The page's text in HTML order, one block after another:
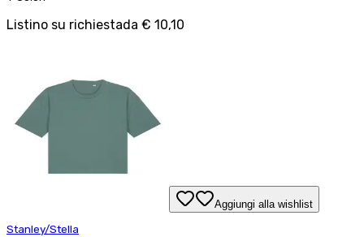
Listino su richiestada € 10,10
Aggiungi alla wishlist
Stanley/Stella